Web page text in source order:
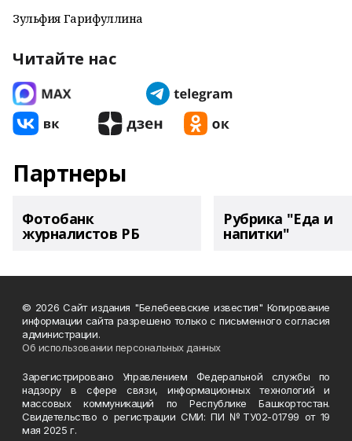
Зульфия Гарифуллина
Читайте нас
Партнеры
Фотобанк
журналистов РБ
Рубрика "Еда и
напитки"
© 2026 Сайт издания "Белебеевские известия" Копирование
информации сайта разрешено только с письменного согласия
администрации.
Об использовании персональных данных
Зарегистрировано Управлением Федеральной службы по
надзору в сфере связи, информационных технологий и
массовых коммуникаций по Республике Башкортостан.
Свидетельство о регистрации СМИ: ПИ №ТУ02-01799 от 19
мая 2025 г.